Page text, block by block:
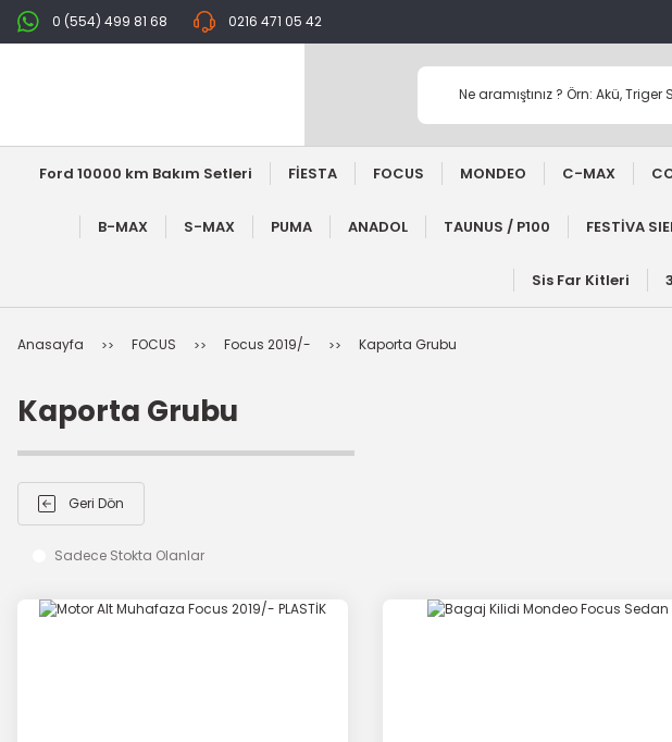
0 (554) 499 81 68 0216 471 05 42
Ford 10000 km Bakım Setleri FİESTA FOCUS MONDEO C-MAX
B-MAX S-MAX PUMA ANADOL TAUNUS / P100 FESTİVA
Sis Far Kitleri
Anasayfa FOCUS Focus 2019/- Kaporta Grubu
Kaporta Grubu
Geri Dön
Sadece Stokta Olanlar